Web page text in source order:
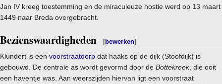
Jan IV kreeg toestemming en de miraculeuze hostie werd op 13 maart
1449 naar Breda overgebracht.
Bezienswaardigheden [bewerken]
Klundert is een voorstraatdorp dat haaks op de dijk (Stoofdijk) is
gebouwd. De centrale as wordt gevormd door de Bottekreek, die ooit
een haventje was. Aan weerszijden hiervan ligt een voorstraat